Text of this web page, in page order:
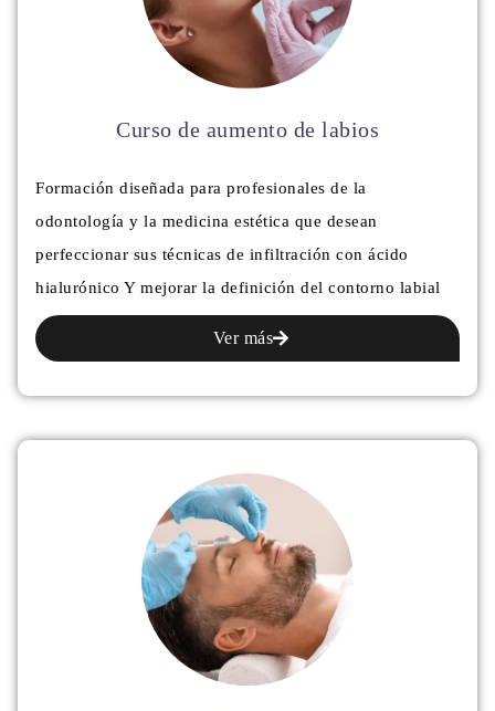
Curso de aumento de labios
Formación diseñada para profesionales de la
odontología y la medicina estética que desean
perfeccionar sus técnicas de infiltración con ácido
hialurónico Y mejorar la definición del contorno labial
Ver más